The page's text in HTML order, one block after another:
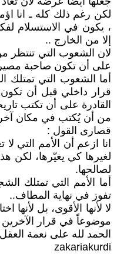
لكن رغم ذلك كله ـ انا
، يكون في الاستسلام
إلا من الخارج ..
لان الشعوب التي تنتظر من
على أن تكون صاحبة
أما الشعوب التي تمتلك
قرار داخلي قبل أن
القادرة على أن تكتب
من أن يُكتب في مكان
قصارى القول :
انا ازعم أن الأمم التي
لغيرها كي يغيّرها، لكن
لصالحها.
أما الأمم التي تمتلك
تفوز في نهاية المطاف..
لا لأنها الأقوى، بل لأنها
موضوعاً في قرار
الحمد لله على نعمة العقل
zakariakurdi